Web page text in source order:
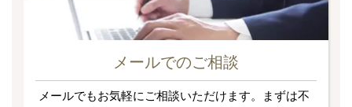
メールでのご相談
メールでもお気軽にご相談いただけます。まずは不